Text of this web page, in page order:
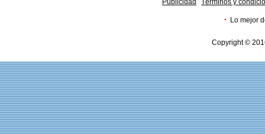
Publicidad Términos y
· Lo mejor
Copyright ©